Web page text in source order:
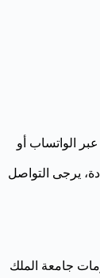
24 ساعة عمل عبر الواتساب أو
يرجى التواصل
جامعة الملك